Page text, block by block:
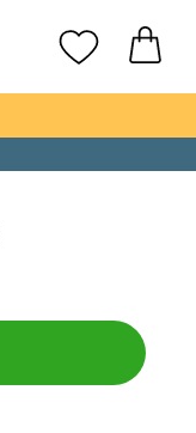
Suosikkini